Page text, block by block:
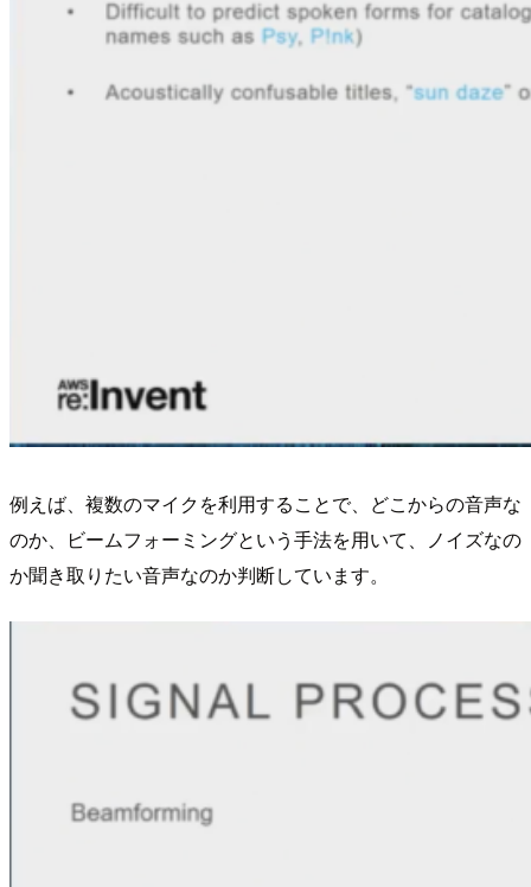
例えば、複数のマイクを利用することで、どこからの音声な
のか、ビームフォーミングという手法を用いて、ノイズなの
か聞き取りたい音声なのか判断しています。